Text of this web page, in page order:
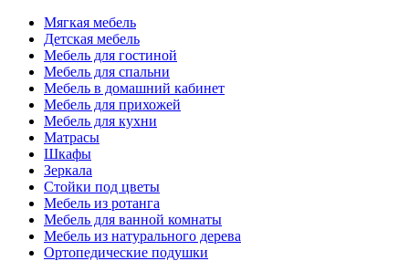
Мягкая мебель
Детская мебель
Мебель для гостиной
Мебель для спальни
Мебель в домашний кабинет
Мебель для прихожей
Мебель для кухни
Матрасы
Шкафы
Зеркала
Стойки под цветы
Мебель из ротанга
Мебель для ванной комнаты
Мебель из натурального дерева
Ортопедические подушки